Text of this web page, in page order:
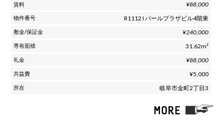
¥88,000
R1112 I パールプラザビル4階東
¥240,000
31.62m²
¥88,000
¥5,000
岐阜市金町2丁目3